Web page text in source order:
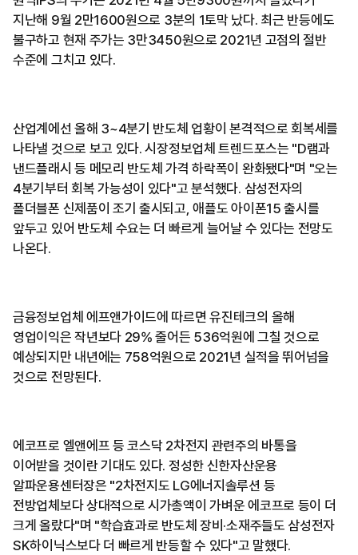
지난해 9월 2만1600원으로 3분의 1토막 났다. 최근 반등에도
불구하고 현재 주가는 3만3450원으로 2021년 고점의 절반
수준에 그치고 있다.
산업계에선 올해 3~4분기 반도체 업황이 본격적으로 회복세를
나타낼 것으로 보고 있다. 시장정보업체 트렌드포스는 "D램과
낸드플래시 등 메모리 반도체 가격 하락폭이 완화됐다"며 "오는
4분기부터 회복 가능성이 있다"고 분석했다. 삼성전자의
폴더블폰 신제품이 조기 출시되고, 애플도 아이폰15 출시를
앞두고 있어 반도체 수요는 더 빠르게 늘어날 수 있다는 전망도
나온다.
금융정보업체 에프앤가이드에 따르면 유진테크의 올해
영업이익은 작년보다 29% 줄어든 536억원에 그칠 것으로
예상되지만 내년에는 758억원으로 2021년 실적을 뛰어넘을
것으로 전망된다.
에코프로 엘앤에프 등 코스닥 2차전지 관련주의 바통을
이어받을 것이란 기대도 있다. 정성한 신한자산운용
알파운용센터장은 "2차전지도 LG에너지솔루션 등
전방업체보다 상대적으로 시가총액이 가벼운 에코프로 등이 더
크게 올랐다"며 "학습효과로 반도체 장비·소재주들도 삼성전자
SK하이닉스보다 더 빠르게 반등할 수 있다"고 말했다.